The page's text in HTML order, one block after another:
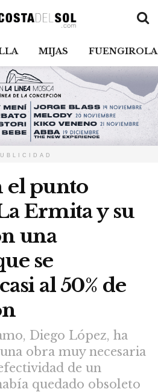
MIJAS FUENGIROLA
el punto
Ermita y su
una
se
al 50% de
Diego López, ha
obra muy necesaria
de un
quedado obsoleto